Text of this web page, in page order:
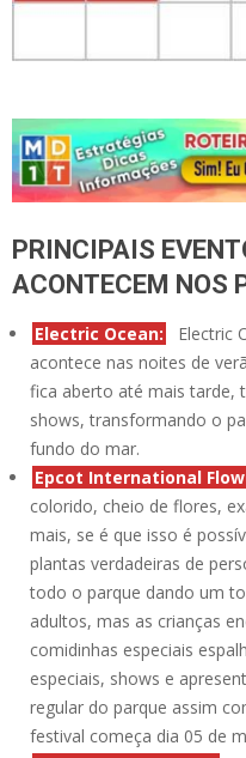
PRINCIPAIS
ACONTECEM NOS
Electric Ocean:
Electric
acontece nas noites de
fica aberto até mais tarde,
shows, transformando o
fundo do mar.
Epcot International
colorido, cheio de flores,
mais, se é que isso é
plantas verdadeiras de
todo o parque dando um
adultos, mas as crianças
comidinhas especiais
especiais, shows e
regular do parque assim
festival começa dia 05 de